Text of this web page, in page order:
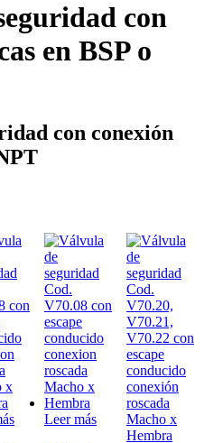
con
en BSP o
con conexión
Leer más